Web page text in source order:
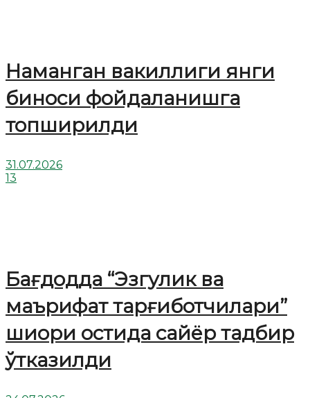
Наманган вакиллиги янги
биноси фойдаланишга
топширилди
31.07.2026
13
Бағдодда “Эзгулик ва
маърифат тарғиботчилари”
шиори остида сайёр тадбир
ўтказилди